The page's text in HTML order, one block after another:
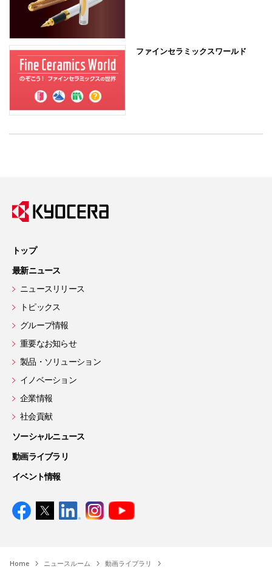
ファインセラミックスワールド
トップ
最新ニュース
ニュースリリース
トピックス
グループ情報
重要なお知らせ
製品・ソリューション
イノベーション
企業情報
社会貢献
ソーシャルニュース
動画ライブラリ
イベント情報
Home ニュースルーム
動画ライブラリ